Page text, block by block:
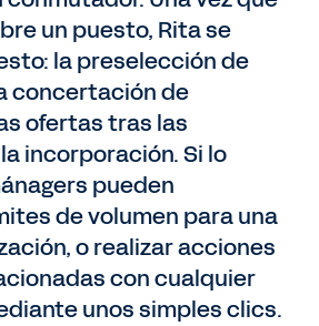
un puesto, Rita se
la preselección de
concertación de
ofertas tras las
incorporación. Si lo
pueden
de volumen para una
o realizar acciones
con cualquier
unos simples clics.